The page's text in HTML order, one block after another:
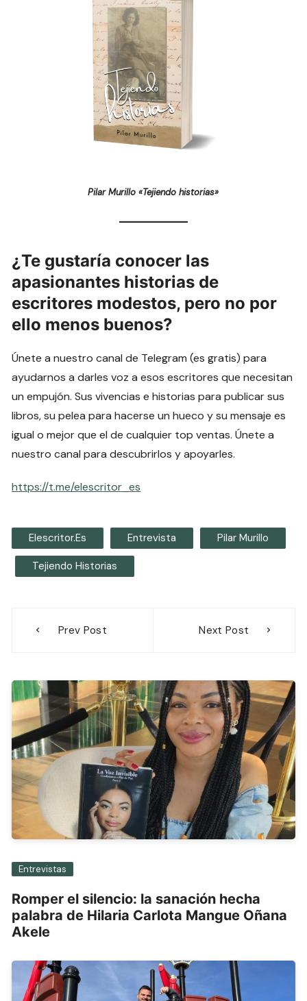
Pilar Murillo «Tejiendo historias»
¿Te gustaría conocer las
apasionantes historias de
escritores modestos, pero no por
ello menos buenos?
Únete a nuestro canal de Telegram (es gratis) para
ayudarnos a darles voz a esos escritores que necesitan
un empujón. Sus vivencias e historias para publicar sus
libros, su pelea para hacerse un hueco y su mensaje es
igual o mejor que el de cualquier top ventas. Únete a
nuestro canal para descubrirlos y apoyarles.
https://t.me/elescritor_es
Elescritor.es Entrevista Pilar Murillo
Tejiendo Historias
Prev Post Next Post
Entrevistas
Romper el silencio: la sanación hecha
palabra de Hilaria Carlota Mangue Oñana
Akele